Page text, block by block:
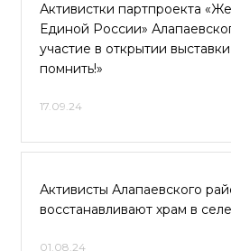
Активистки партпроекта
Единой России»
участие в открытии
помнить!»
17.09.24
Активисты Алапаевского
восстанавливают храм в
01.08.24